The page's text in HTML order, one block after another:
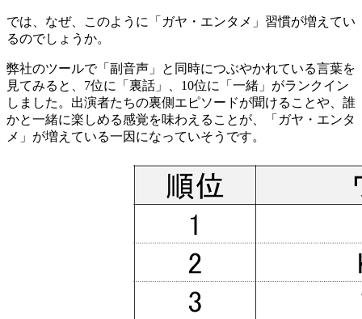
では、なぜ、このように「ガヤ・エンタメ」習慣が増えてい
るのでしょうか。
弊社のツールで「副音声」と同時につぶやかれている言葉を
見てみると、7位に「裏話」、10位に「一緒」がランクイン
しました。出演者たちの裏側エピソードが聞けることや、誰
かと一緒に楽しめる感覚を味わえることが、「ガヤ・エンタ
メ」が増えている一因になっていそうです。